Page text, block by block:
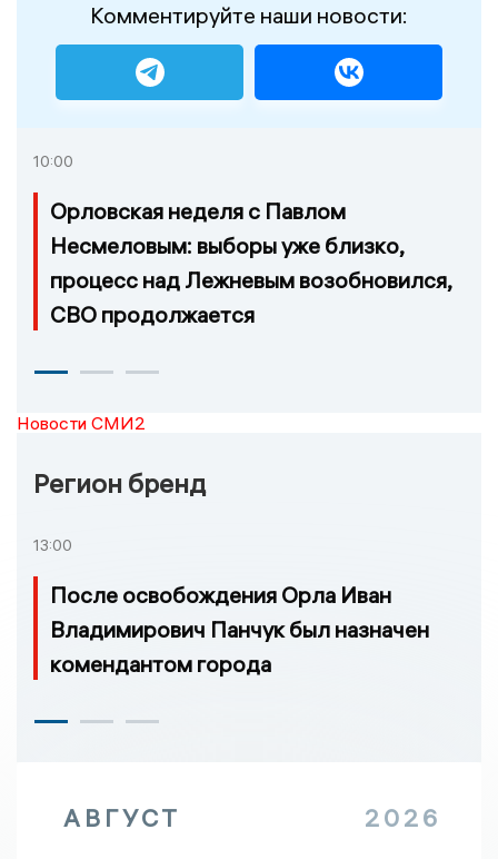
Комментируйте наши новости:
10:00
Орловская неделя с Павлом
Несмеловым: выборы уже близко,
процесс над Лежневым возобновился,
СВО продолжается
Новости СМИ2
Регион бренд
13:00
После освобождения Орла Иван
Владимирович Панчук был назначен
комендантом города
АВГУСТ 2026